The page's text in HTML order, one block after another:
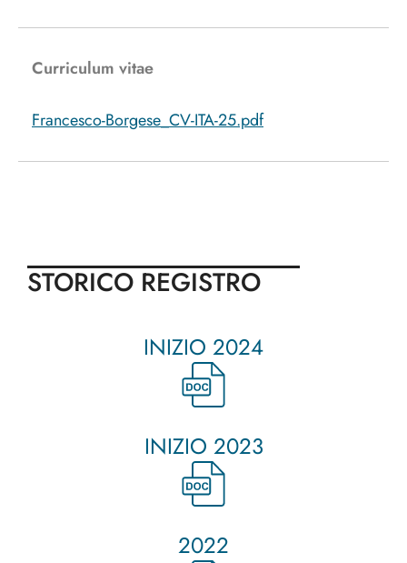
Curriculum vitae
Francesco-Borgese_CV-ITA-25.pdf
STORICO REGISTRO
INIZIO 2024
INIZIO 2023
2022